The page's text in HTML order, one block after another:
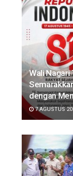
Wali Nagari
dengan
7 AGUSTUS